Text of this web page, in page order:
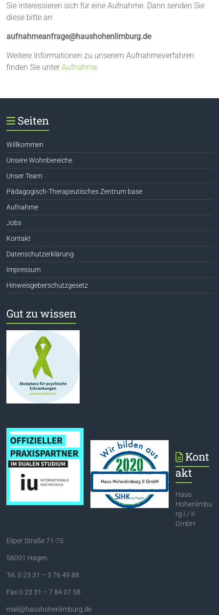
Sie interessieren sich für eine Aufnahme. Dann senden Sie
diese bitte an
aufnahmeanfrage@haushohenlimburg.de
Weitere Informationen zu unserem Aufnahmeverfahren
finden Sie unterAufnahme
Seiten
Willkommen
Unsere Wohnbereiche
Unser Team
Pädagogisch-Therapeutisches Zentrum base
Aufnahme
Jobs
Kontakt
Datenschutzerklärung
Impressum
Hinweisgeberschutzgesetz
Gut zu wissen
Kont
akt
Haus
Hohenlimbu
rg I / II
GmbH
Eilper Straße 71-75
58091 Hagen
Tel. 0 23 31 – 3 76 49 88
Fax 0 23 31 – 7 84 07 58
mail@haushohenlimburg.de